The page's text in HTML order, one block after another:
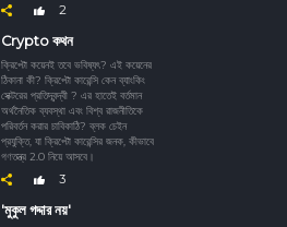
2
Crypto কথন
ক্রিপ্টো কয়েনই তবে ভবিষ্যৎ? এই কয়েনের
ঠিকানা কী? ক্রিপ্টো কারেন্সি কেন ব্যাংকিং
সেক্টরের প্রতিদ্বন্দ্বী ? এর হাতেই বর্তমান
অর্থনৈতিক ব্যবস্থা এবং বিশ্ব রাজনীতিকে
পরিবর্তন করার চাবিকাঠি? ব্লক চেইন
প্রযুক্তি, যা ক্রিপ্টো কারেন্সির জনক, কীভাবে
গণতন্ত্র 2.0 নিয়ে আসবে।
3
'মুকুল গদ্দার নয়'